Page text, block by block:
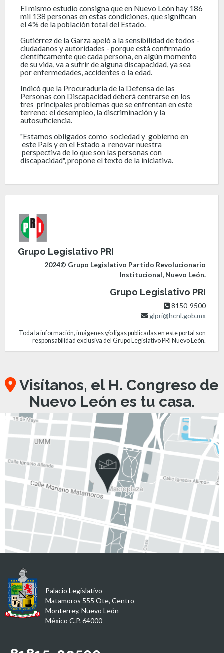
El mismo estudio consigna que en Nuevo León hay 186
mil 138 personas en estas condiciones, que significan
el 4% de la población total del Estado.
Gutiérrez de la Garza apeló a la sensibilidad de todos -
ciudadanos y autoridades - porque está confirmado
científicamente que cada persona, en algún momento
de su vida, va a sufrir de alguna discapacidad, ya sea
por enfermedades, accidentes o la edad.
Indicó que la Procuraduría de la Defensa de las
Personas con Discapacidad deberá centrarse en los
tres principales problemas que se enfrentan en este
terreno: el desempleo, la discriminación y la
autosuficiencia.
"Estamos obligados como sociedad y gobierno en
este País y en el Estado a renovar nuestra
perspectiva de lo que son las personas con
discapacidad", propone el texto de la iniciativa.
Grupo Legislativo PRI
2024© Grupo Legislativo Partido Revolucionario
Institucional, Nuevo León.
Grupo Legislativo PRI
8150-9500
glpri@hcnl.gob.mx
Toda la información, imágenes y/o ligas publicadas en este portal son
responsabilidad exclusiva del Grupo Legislativo PRI Nuevo León.
Visítanos, el H. Congreso de
Nuevo León es tu casa.
Palacio Legislativo
Matamoros 555 Ote, Centro
Monterrey, Nuevo León
México C.P. 64000